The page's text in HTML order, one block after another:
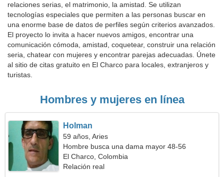
relaciones serias, el matrimonio, la amistad. Se utilizan
tecnologías especiales que permiten a las personas buscar en
una enorme base de datos de perfiles según criterios avanzados.
El proyecto lo invita a hacer nuevos amigos, encontrar una
comunicación cómoda, amistad, coquetear, construir una relación
seria, chatear con mujeres y encontrar parejas adecuadas. Únete
al sitio de citas gratuito en El Charco para locales, extranjeros y
turistas.
Hombres y mujeres en línea
Holman
59 años, Aries
Hombre busca una dama mayor 48-56
El Charco, Colombia
Relación real